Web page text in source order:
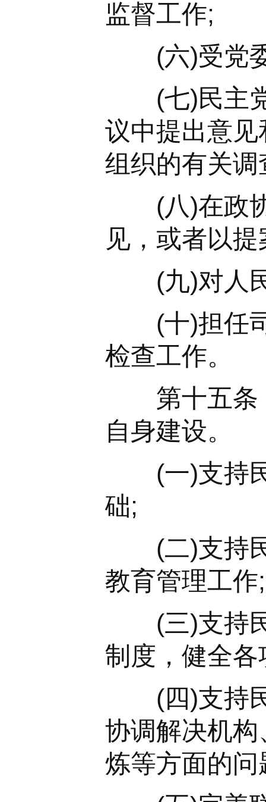
监督工作;
(六)受党委
(七)民主党
议中提出意
组织的有关调
(八)在政协
见，或者以
(九)对人民
(十)担任司
检查工作。
第十五条
自身建设。
(一)支持民
础;
(二)支持民
教育管理工作;
(三)支持民
制度，健全
(四)支持民
协调解决机
炼等方面的问